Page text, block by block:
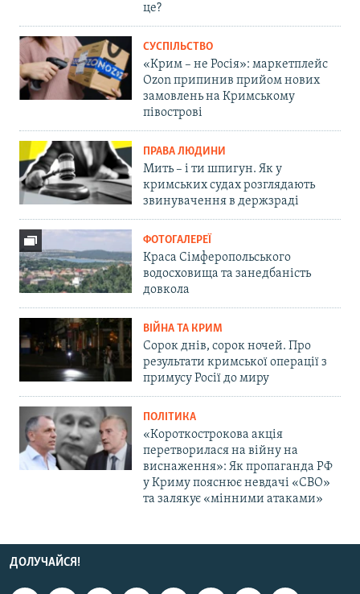
це?
СУСПІЛЬСТВО
«Крим – не Росія»: маркетплейс
Ozon припинив прийом нових
замовлень на Кримському
півострові
ПРАВА ЛЮДИНИ
Мить – і ти шпигун. Як у
кримських судах розглядають
звинувачення в держзраді
ФОТОГАЛЕРЕЇ
Краса Сімферопольського
водосховища та занедбаність
довкола
ВІЙНА ТА КРИМ
Сорок днів, сорок ночей. Про
результати кримської операції з
примусу Росії до миру
ПОЛІТИКА
«Короткострокова акція
перетворилася на війну на
виснаження»: Як пропаганда РФ
у Криму пояснює невдачі «СВО»
та залякує «мінними атаками»
ДОЛУЧАЙСЯ!